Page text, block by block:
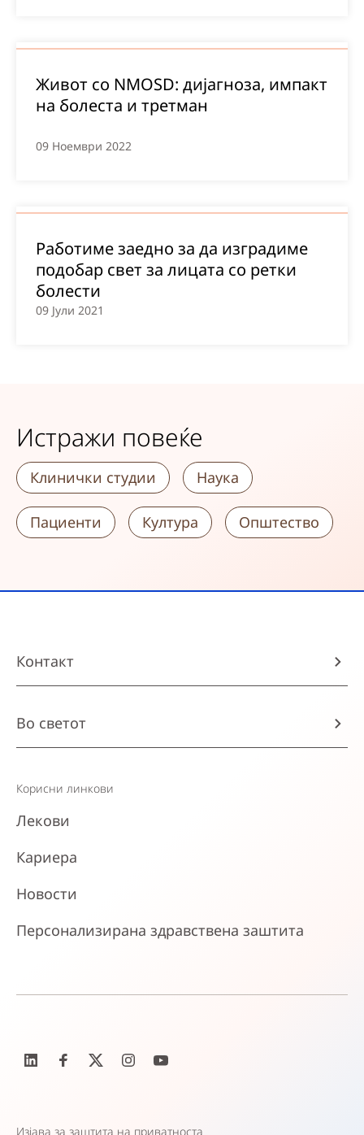
Живот со NMOSD: дијагноза, импакт
на болеста и третман
09 Ноември 2022
Работиме заедно за да изградиме
подобар свет за лицата со ретки
болести
09 Јули 2021
Истражи повеќе
Клинички студии Наука
Пациенти Култура Општество
Контакт
Во светот
Корисни линкови
Лекови
Кариера
Новости
Персонализирана здравствена заштита
Изјава за заштита на приватноста